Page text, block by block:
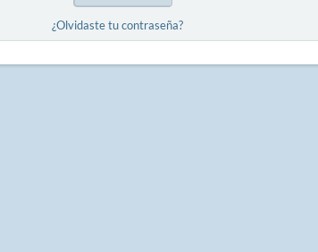
¿Olvidaste tu contraseña?